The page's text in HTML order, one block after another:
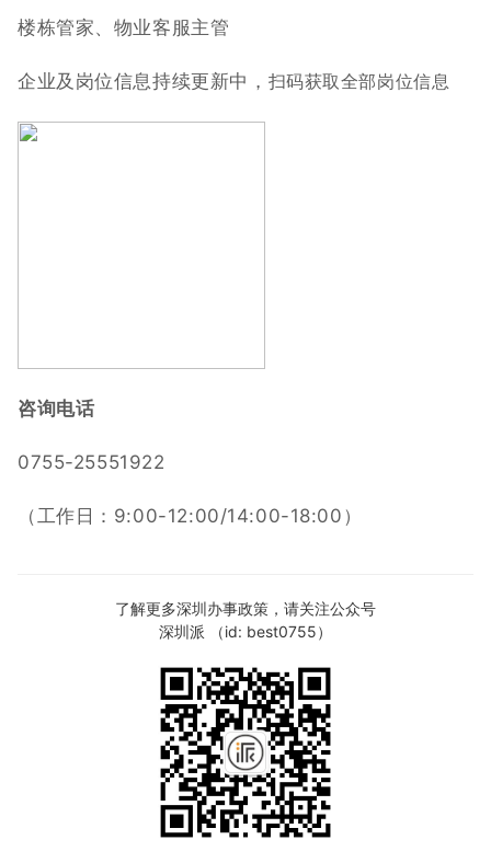
楼栋管家、物业客服主管
企业及岗位信息持续更新中， 扫码获取全部岗位信息
咨询电话
0755-25551922
（工作日：9:00-12:00/14:00-18:00）
了解更多深圳办事政策，请关注公众号
深圳派 （id: best0755）